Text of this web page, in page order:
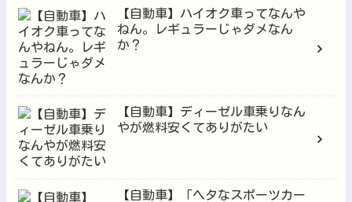
【自動車】ハイオク車ってなんや
ねん。レギュラーじゃダメなん
か？
【自動車】ディーゼル車乗りなん
やが燃料安くてありがたい
【自動車】「ヘタなスポーツカー